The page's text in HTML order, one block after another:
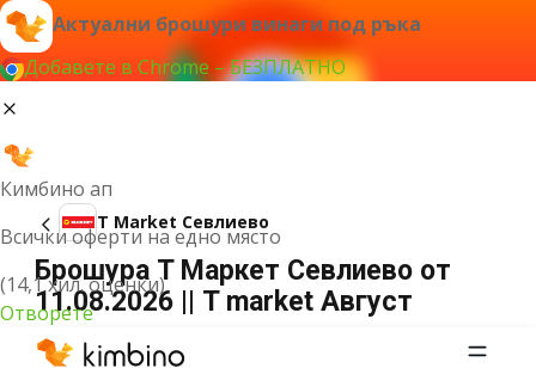
Актуални брошури винаги под ръка
Добавете в Chrome – БЕЗПЛАТНО
Кимбино ап
Всички оферти на едно място
(14,1 хил. оценки)
Отворете
T Market Севлиево
Брошура T Маркет Севлиево от
11.08.2026 || T market Август